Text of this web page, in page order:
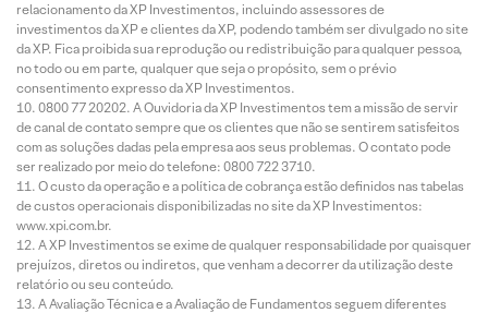
relacionamento da XP Investimentos, incluindo assessores de
investimentos da XP e clientes da XP, podendo também ser divulgado no site
da XP. Fica proibida sua reprodução ou redistribuição para qualquer pessoa,
no todo ou em parte, qualquer que seja o propósito, sem o prévio
consentimento expresso da XP Investimentos.
0800 77 20202. A Ouvidoria da XP Investimentos tem a missão de servir
de canal de contato sempre que os clientes que não se sentirem satisfeitos
com as soluções dadas pela empresa aos seus problemas. O contato pode
ser realizado por meio do telefone: 0800 722 3710.
O custo da operação e a política de cobrança estão definidos nas tabelas
de custos operacionais disponibilizadas no site da XP Investimentos:
www.xpi.com.br.
A XP Investimentos se exime de qualquer responsabilidade por quaisquer
prejuízos, diretos ou indiretos, que venham a decorrer da utilização deste
relatório ou seu conteúdo.
A Avaliação Técnica e a Avaliação de Fundamentos seguem diferentes